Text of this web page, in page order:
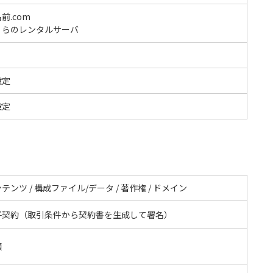
前.com
らのレンタルサーバ
テンツ / 構成ファイル/データ / 著作権 / ドメイン
約（取引条件から契約書を生成して署名）